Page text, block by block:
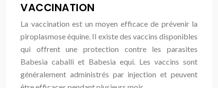
VACCINATION
La vaccination est un moyen efficace de prévenir la
piroplasmose équine. Il existe des vaccins disponibles
qui offrent une protection contre les parasites
Babesia caballi et Babesia equi. Les vaccins sont
généralement administrés par injection et peuvent